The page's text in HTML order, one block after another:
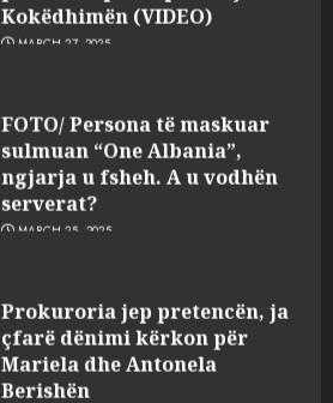
Kokëdhimën (VIDEO)
MARCH 27, 2025
FOTO/ Persona të maskuar
sulmuan “One Albania”,
ngjarja u fsheh. A u vodhën
serverat?
MARCH 25, 2025
Prokuroria jep pretencën, ja
çfarë dënimi kërkon për
Mariela dhe Antonela
Berishën